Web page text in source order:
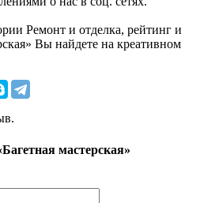
Ремонт и отделка, рейтинг и
Вы найдете на креативном
мастерская»